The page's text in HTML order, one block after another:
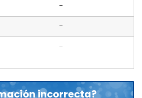
-
-
-
incorrecta?